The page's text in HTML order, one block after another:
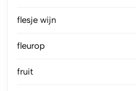
flesje wijn
fleurop
fruit